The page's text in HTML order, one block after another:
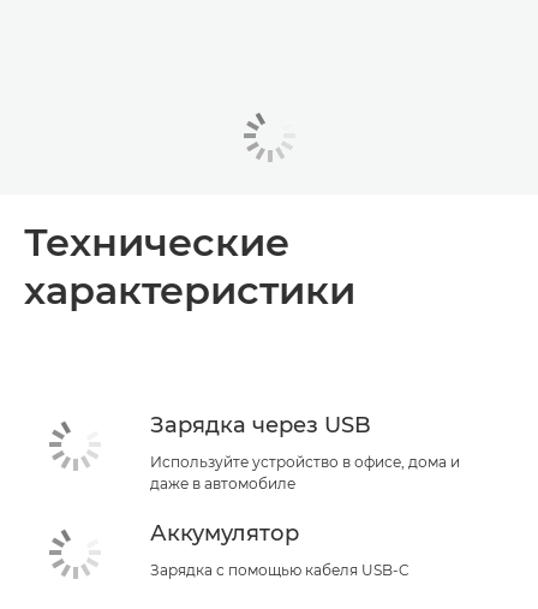
Технические
характеристики
Зарядка через USB
Используйте устройство в офисе, дома и
даже в автомобиле
Аккумулятор
Зарядка с помощью кабеля USB-C